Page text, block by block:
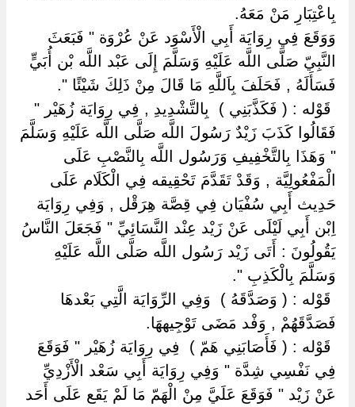
بِاعْتِبَارِ مَنْ مَعَهُ.
وَوَقَعَ فِي رِوَايَة أَبِي الْأَسْوَد عَنْ عُرْوَة " فَبَعَثَ
النَّبِيّ صَلَّى اللَّه عَلَيْهِ وَسَلَّمَ إِلَى عَبْد اللَّه بْن أُبَيٍّ
فَسَأَلَهُ , فَحَلَفَ بِاَللَّهِ مَا قَالَ مِنْ ذَلِكَ شَيْئًا ".
‏ ‏قَوْله : ( فَكَذَّبَنِي ) ‏ ‏بِالتَّشْدِيدِ , فِي رِوَايَة زُهَيْر "
فَقَالُوا كَذَبَ زَيْدٌ رَسُولَ اللَّه صَلَّى اللَّه عَلَيْهِ وَسَلَّمَ
" وَهَذَا بِالتَّخْفِيفِ وَرَسُول اللَّه بِالنَّصْبِ عَلَى
الْمَفْعُولِيَّة , وَقَدْ تَقَدَّمَ تَحْقِيقه فِي الْكَلَام عَلَى
حَدِيث أَبِي سُفْيَان فِي قِصَّة هِرَقْل , وَفِي رِوَايَة
اِبْن أَبِي لَيْلَى عَنْ زَيْد عِنْد النَّسَائِيِّ " فَجَعَلَ النَّاسُ
يَقُولُونَ : أَتَى زَيْد رَسُول اللَّه صَلَّى اللَّه عَلَيْهِ
وَسَلَّمَ بِالْكَذِبِ ".
‏ ‏قَوْله : ( وَصَدَّقَهُ ) ‏ ‏وَفِي الرِّوَايَة الَّتِي بَعْدهَا
فَصَدَّقَهُمْ , وَفْد مَضَى تَوْجِيههَا.
‏ ‏قَوْله : ( فَأَصَابَنِي هَمّ ) ‏ ‏فِي رِوَايَة زُهَيْر " فَوَقَعَ
فِي نَفْسِي شِدَّة " وَفِي رِوَايَة أَبِي سَعْد الْأَزْدِيِّ
عَنْ زَيْد " فَوَقَعَ عَلَيَّ مِنْ الْهَمّ مَا لَمْ يَقَع عَلَى أَحَد